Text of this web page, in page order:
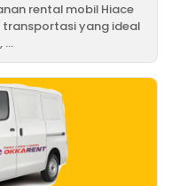
rental mobil Hiace
transportasi yang ideal